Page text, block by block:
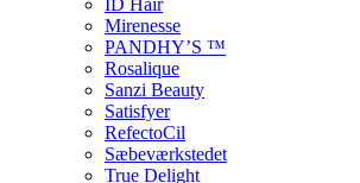
ID Hair
Mirenesse
PANDHY’S ™
Rosalique
Sanzi Beauty
Satisfyer
RefectoCil
Sæbeværkstedet
True Delight